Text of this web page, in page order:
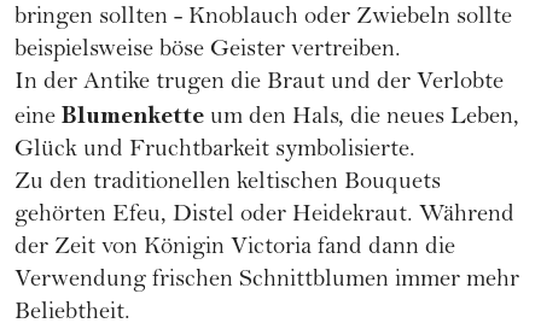
bringen sollten - Knoblauch oder Zwiebeln sollte
beispielsweise böse Geister vertreiben.
In der Antike trugen die Braut und der Verlobte
eine Blumenkette um den Hals, die neues Leben,
Glück und Fruchtbarkeit symbolisierte.
Zu den traditionellen keltischen Bouquets
gehörten Efeu, Distel oder Heidekraut. Während
der Zeit von Königin Victoria fand dann die
Verwendung frischen Schnittblumen immer mehr
Beliebtheit.